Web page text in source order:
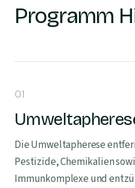
Programm
01
Die Umweltapherese
Pestizide, Chemikalien
Immunkomplexe und